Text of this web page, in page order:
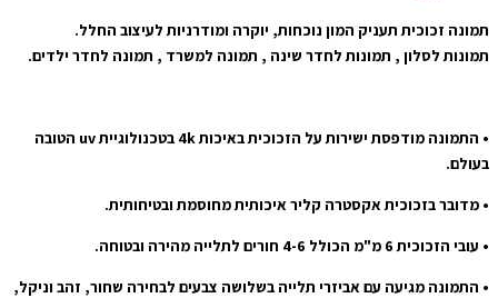
תמונה זכוכית תעניק המון נוכחות, יוקרה ומודרניות לעיצוב החלל.
תמונות לסלון , תמונות לחדר שינה , תמונה למשרד , תמונה לחדר ילדים.
• התמונה מודפסת ישירות על הזכוכית באיכות 4k בטכנולוגיית uv הטובה
בעולם.
• מדובר בזכוכית אקסטרה קליר איכותית מחוסמת ובטיחותית.
• עובי הזכוכית 6 מ"מ הכולל 4-6 חורים לתלייה מהירה ובטוחה.
• התמונה מגיעה עם אביזרי תלייה בשלושה צבעים לבחירה שחור, זהב וניקל,